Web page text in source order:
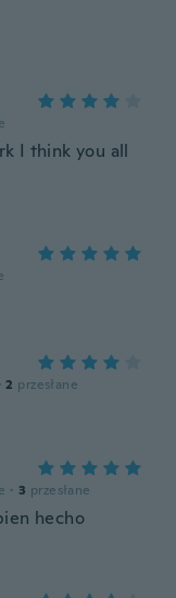
I think you all
· 2 przesłane
· 3 przesłane
hecho